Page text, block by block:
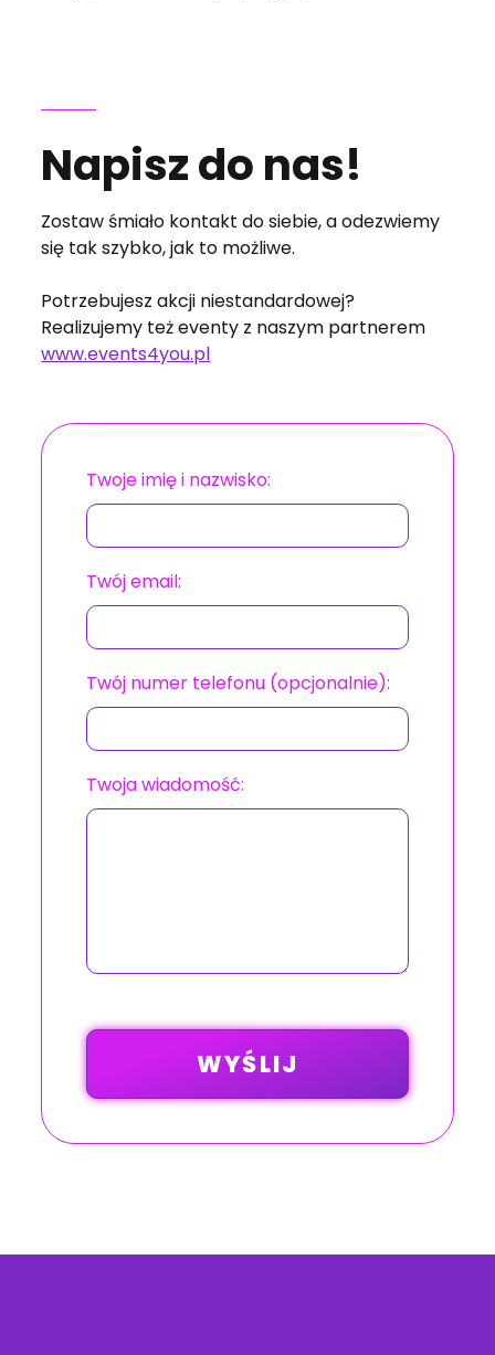
Napisz do nas!
Zostaw śmiało kontakt do siebie, a odezwiemy
się tak szybko, jak to możliwe.
Potrzebujesz akcji niestandardowej?
Realizujemy też eventy z naszym partnerem
www.events4you.pl
Twoje imię i nazwisko:
Twój email:
Twój numer telefonu (opcjonalnie):
Twoja wiadomość: